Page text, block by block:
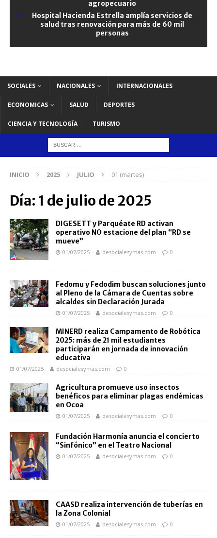
agropecuario
Hospital Hacienda Estrella amplía servicios de
salud tras renovación para más de 60 mil
personas
SOCIALES NACIONALES INTERNACIONALES
ECONOMICAS SALUD DEPORTES
CIENCIA Y TECNOLOGÍA TURISMO
INICIO 2025 JULIO 01 (martes)
Día: 1 de julio de 2025
DIGESETT y Parquéate RD activan
operativo NO estacione del plan “RD se
mueve”
01/07/2025 desocialesymas.com 0
Fedomu y Fedodim buscan soluciones junto
al Pleno de la Cámara de Cuentas sobre
alcaldes sin Declaración Jurada
01/07/2025 desocialesymas.com 0
MINERD realiza Campamento de Robótica
2025: más de 21 mil estudiantes
participarán en jornada de innovación
educativa
01/07/2025 desocialesymas.com 0
Agricultura promueve uso insectos
benéficos para eliminar plagas endémicas
en Ocoa
01/07/2025 desocialesymas.com 0
Fundación Harmonía anuncia el concierto
“Sinfónico” en el Teatro Nacional
01/07/2025 desocialesymas.com 0
CAASD realiza intervención de tuberías en
la Zona Colonial
01/07/2025 desocialesymas.com 0